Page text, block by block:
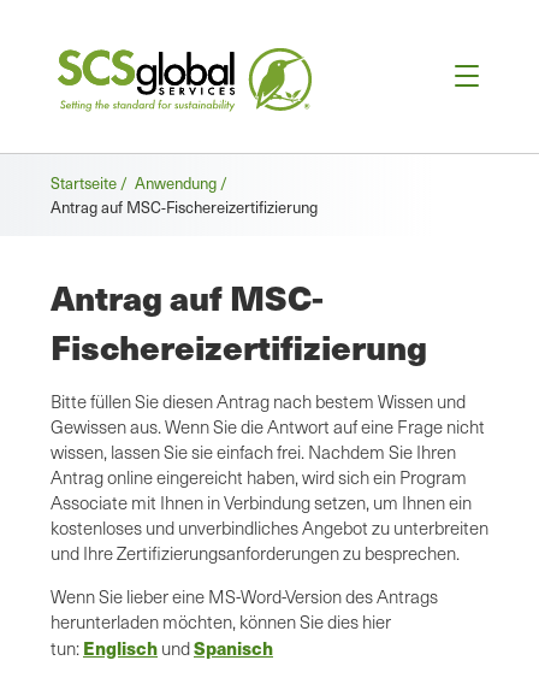
Brotkrümel
Startseite / Anwendung /
Antrag auf MSC-Fischereizertifizierung
Antrag auf MSC-
Fischereizertifizierung
Bitte füllen Sie diesen Antrag nach bestem Wissen und
Gewissen aus. Wenn Sie die Antwort auf eine Frage nicht
wissen, lassen Sie sie einfach frei. Nachdem Sie Ihren
Antrag online eingereicht haben, wird sich ein Program
Associate mit Ihnen in Verbindung setzen, um Ihnen ein
kostenloses und unverbindliches Angebot zu unterbreiten
und Ihre Zertifizierungsanforderungen zu besprechen.
Wenn Sie lieber eine MS-Word-Version des Antrags
herunterladen möchten, können Sie dies hier
tun: Englisch undSpanisch